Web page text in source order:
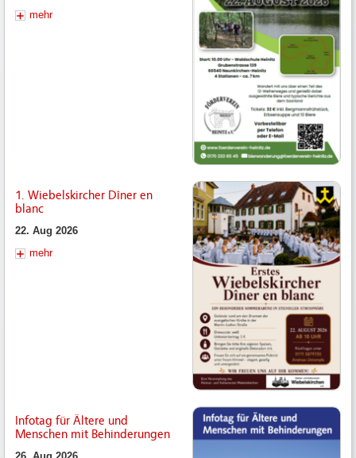
mehr
1. Wiebelskircher Dîner en
blanc
22. Aug 2026
mehr
Infotag für Ältere und
Menschen mit Behinderungen